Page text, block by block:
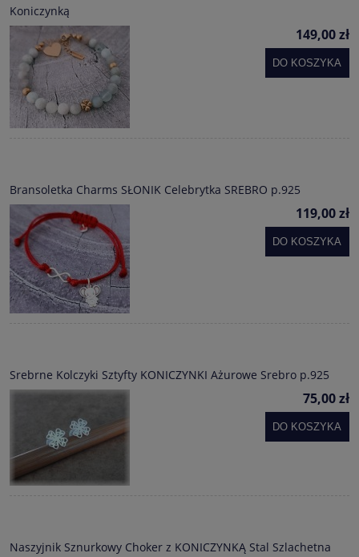
Koniczynką
149,00 zł
DO KOSZYKA
Bransoletka Charms SŁONIK Celebrytka SREBRO p.925
119,00 zł
DO KOSZYKA
Srebrne Kolczyki Sztyfty KONICZYNKI Ażurowe Srebro p.925
75,00 zł
DO KOSZYKA
Naszyjnik Sznurkowy Choker z KONICZYNKĄ Stal Szlachetna